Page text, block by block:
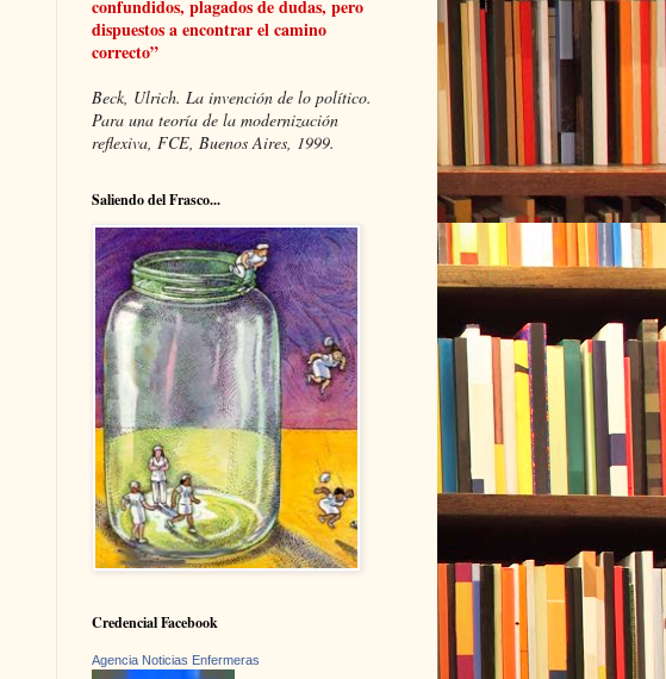
confundidos, plagados de dudas, pero
dispuestos a encontrar el camino
correcto”
Beck, Ulrich. La invención de lo político.
Para una teoría de la modernización
reflexiva, FCE, Buenos Aires, 1999.
Saliendo del Frasco...
Credencial Facebook
Agencia Noticias Enfermeras